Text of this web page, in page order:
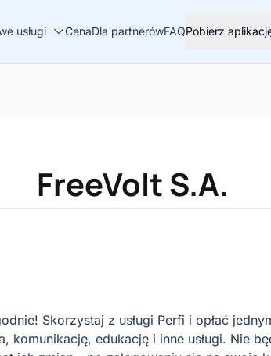
usługi CenaDla partnerówFAQPobierz
FreeVolt S.A.
Skorzystaj z usługi Perfi i opłać
komunikację, edukację i inne usługi. Nie